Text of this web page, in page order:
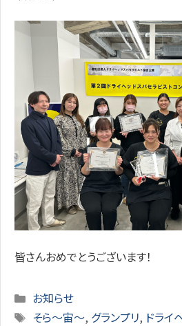
皆さんおめでとうございます！
Categories
お知らせ
Tags
そら～宙～, グランプリ, ドライ